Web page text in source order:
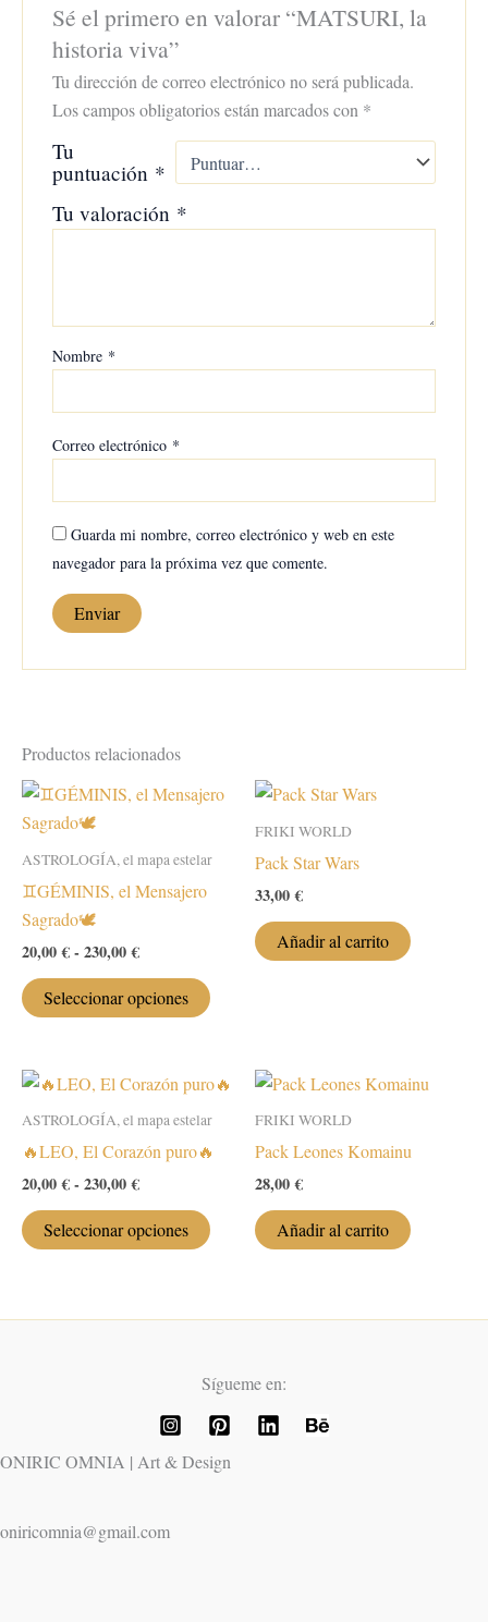
Sé el primero en valorar “MATSURI, la
historia viva”
Tu dirección de correo electrónico no será publicada.
Los campos obligatorios están marcados con *
Tu
puntuación *
Tu valoración *
Nombre *
Correo electrónico *
Guarda mi nombre, correo electrónico y web en este
navegador para la próxima vez que comente.
Productos relacionados
ASTROLOGÍA, el mapa estelar
♊️GÉMINIS, el Mensajero
Sagrado🕊️
20,00€- 230,00€Rango
precios:
desde
Seleccionar opciones
producto
múltiples
variantes.
Las
opciones
elegir
página
producto
FRIKI WORLD
Pack Star Wars
33,00€
Añadir al carrito
ASTROLOGÍA, el mapa estelar
🔥LEO, El Corazón puro🔥
20,00€- 230,00€Rango
precios:
desde
Seleccionar opciones
producto
variantes.
opciones
se
pueden
elegir
FRIKI WORLD
Pack Leones Komainu
28,00€
Añadir al carrito
Sígueme en:
ONIRIC OMNIA | Art & Design
oniricomnia@gmail.com